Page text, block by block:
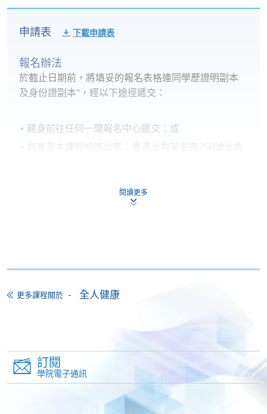
申請表 下載申請表
報名辦法
於截止日期前，將填妥的報名表格連同學歷證明副本
及身份證副本*，經以下途徑遞交：
親身前往任何一間報名中心遞交；或
*申請人如親身報名，將被要求出示身分證或護照以核
付款方法
申請人可親臨學院任何一所報名中心，以現金或「易
如以劃線支票或銀行本票繳付，抬頭請註明「香港大
學專業進修學院」。支票背面請寫上課程名稱及申請
閱讀更多
更多課程關於 全人健康
訂閱
學院電子通訊